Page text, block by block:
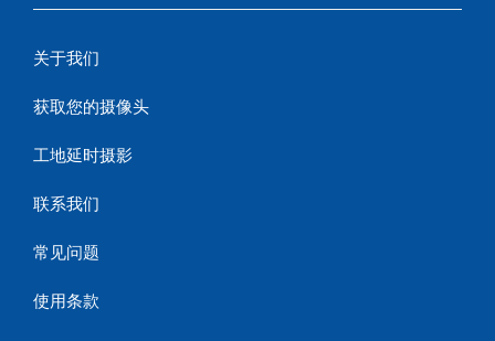
关于我们
获取您的摄像头
工地延时摄影
联系我们
常见问题
使用条款